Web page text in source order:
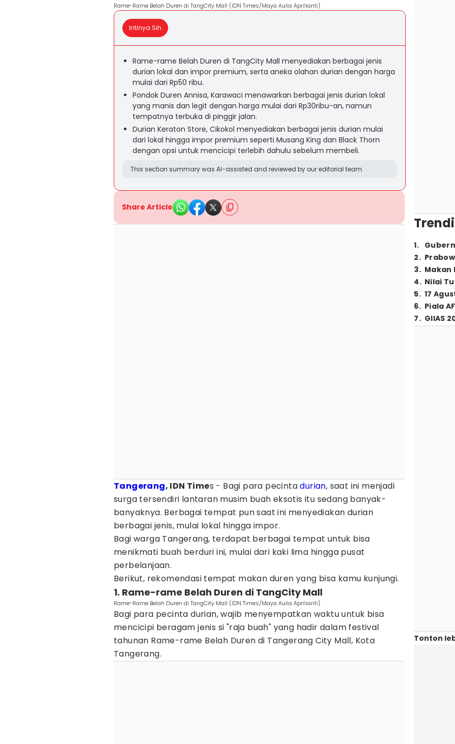
Rame-Rame Belah Duren di TangCity Mall (IDN Times/Maya Aulia Aprilianti)
Intinya Sih
Rame-rame Belah Duren di TangCity Mall menyediakan berbagai jenis
durian lokal dan impor premium, serta aneka olahan durian dengan harga
mulai dari Rp50 ribu.
Pondok Duren Annisa, Karawaci menawarkan berbagai jenis durian lokal
yang manis dan legit dengan harga mulai dari Rp30ribu-an, namun
tempatnya terbuka di pinggir jalan.
Durian Keraton Store, Cikokol menyediakan berbagai jenis durian mulai
dari lokal hingga impor premium seperti Musang King dan Black Thorn
dengan opsi untuk mencicipi terlebih dahulu sebelum membeli.
This section summary was AI-assisted and reviewed by our editorial team.
Share Article
Tangerang, IDN Times - Bagi para pecintadurian, saat ini menjadi
surga tersendiri lantaran musim buah eksotis itu sedang banyak-
banyaknya. Berbagai tempat pun saat ini menyediakan durian
berbagai jenis, mulai lokal hingga impor.
Bagi warga Tangerang, terdapat berbagai tempat untuk bisa
menikmati buah berduri ini, mulai dari kaki lima hingga pusat
perbelanjaan.
Berikut, rekomendasi tempat makan duren yang bisa kamu kunjungi.
1. Rame-rame Belah Duren di TangCity Mall
Rame-Rame Belah Duren di TangCity Mall (IDN Times/Maya Aulia Aprilianti)
Bagi para pecinta durian, wajib menyempatkan waktu untuk bisa
mencicipi beragam jenis si "raja buah" yang hadir dalam festival
tahunan Rame-rame Belah Duren di Tangerang City Mall, Kota
Tangerang.
1.
2.
3. Makan
4. Nilai
5. 17
6. Piala
7. GIIAS
Tonton